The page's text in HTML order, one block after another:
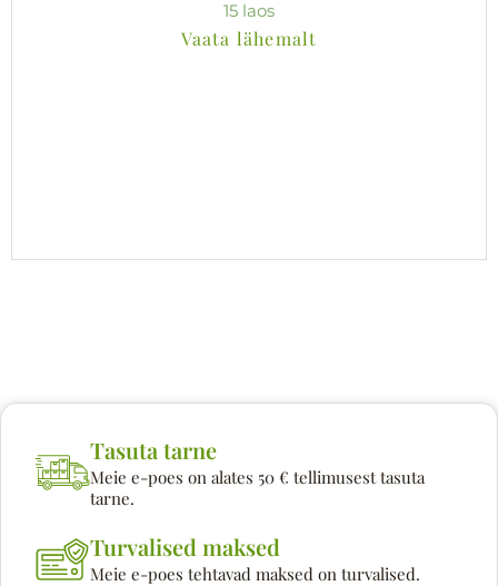
15 laos
Vaata lähemalt
Tasuta tarne
Meie e-poes on alates 50 € tellimusest tasuta
tarne.
Turvalised maksed
Meie e-poes tehtavad maksed on turvalised.